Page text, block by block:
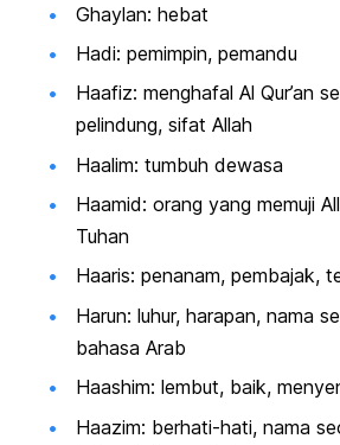
Ghaylan: hebat
Hadi: pemimpin, pemandu
Haafiz: menghafal Al Qur’an
pelindung, sifat Allah
Haalim: tumbuh dewasa
Haamid: orang yang memuji
Tuhan
Haaris: penanam, pembajak,
Harun: luhur, harapan, nama
bahasa Arab
Haashim: lembut, baik,
Haazim: berhati-hati, nama